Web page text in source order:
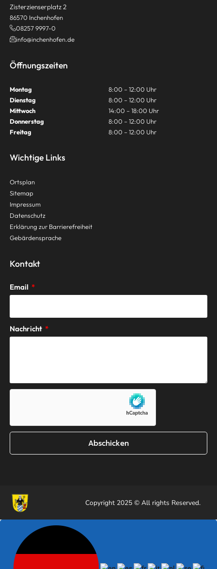
Zisterzienserplatz 2
86570 Inchenhofen
08257 9997-0
info@inchenhofen.de
Öffnungszeiten
Montag
8:00 – 12:00 Uhr
Dienstag
8:00 – 12:00 Uhr
Mittwoch
14:00 – 18:00 Uhr
Donnerstag
8:00 – 12:00 Uhr
Freitag
8:00 – 12:00 Uhr
Wichtige Links
Ortsplan
Sitemap
Impressum
Datenschutz
Erklärung zur Barrierefreiheit
Gebärdensprache
Kontakt
Email
Nachricht
Abschicken
Copyright 2025 © All rights Reserved.